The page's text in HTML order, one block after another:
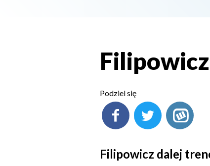
Podziel się
Filipowicz dalej